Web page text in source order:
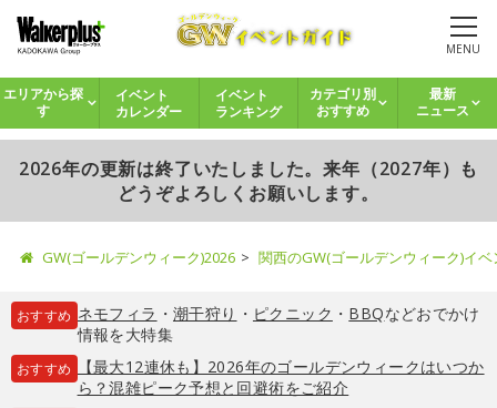
MENU
エリアから探
す
イベント
カレンダー
イベント
ランキング
カテゴリ別
おすすめ
最新
ニュース
2026年の更新は終了いたしました。来年（2027年）も
どうぞよろしくお願いします。
GW(ゴールデンウィーク)2026 関西のGW(ゴールデンウィーク)イ
おすすめ ネモフィラ ・ 潮干狩り ・ ピクニック ・ BBQなどおでかけ
情報を大特集
おすすめ
【最大12連休も】2026年のゴールデンウィークはいつか
ら？混雑ピーク予想と回避術をご紹介